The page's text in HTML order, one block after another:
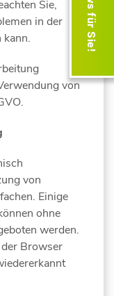
Sie,
in der
von
von
Einige
ohne
werden.
Browser